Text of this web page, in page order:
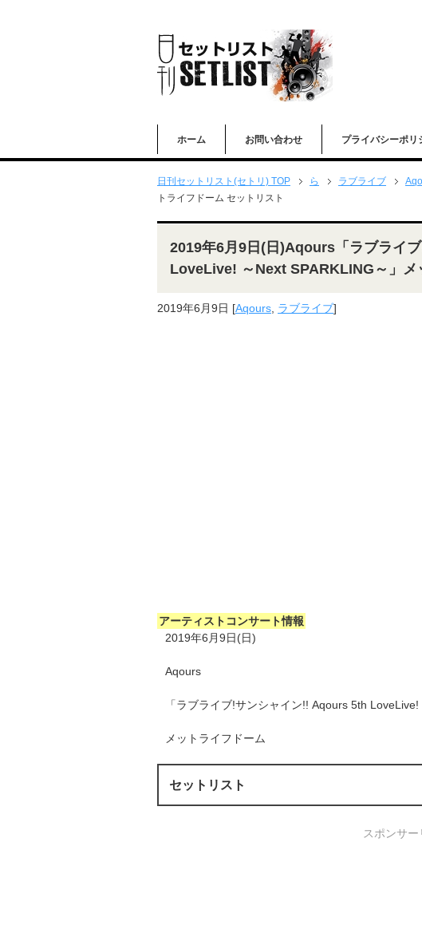
ホーム お問い合わせ プライバシーポリ
日刊セットリスト(セトリ) TOP ら ラブライブ
トライフドーム セットリスト
2019年6月9日(日)Aqours「ラブライ
LoveLive! ～Next SPARKLING～」メ
2019年6月9日 [Aqours ラブライブ]
アーティストコンサート情報
2019年6月9日(日)
Aqours
「ラブライブ!サンシャイン!! Aqours 5th LoveLive!
メットライフドーム
セットリスト
スポンサー